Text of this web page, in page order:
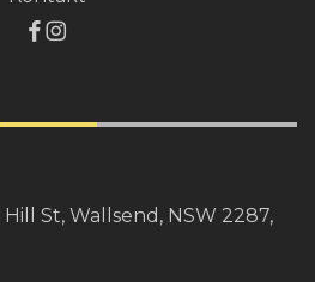
St, Wallsend, NSW 2287,